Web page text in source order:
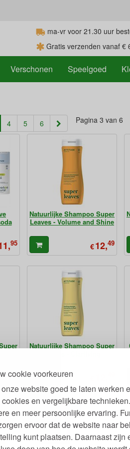
cookie voorkeuren
website goed te laten werken
en vergelijkbare
en meer persoonlijke ervaring.
ervoor dat de website naar
kunt plaatsen. Daarnaast zijn
ma-vr voor 21.30 uur
Gratis verzenden vanaf €
Verschonen Speelgoed
4 5 6 Pagina 3 van 6
95
Natuurlijke Shampoo Super
Leaves - Volume and Shine
€12,49
49
Natuurlijke Shampoo Super